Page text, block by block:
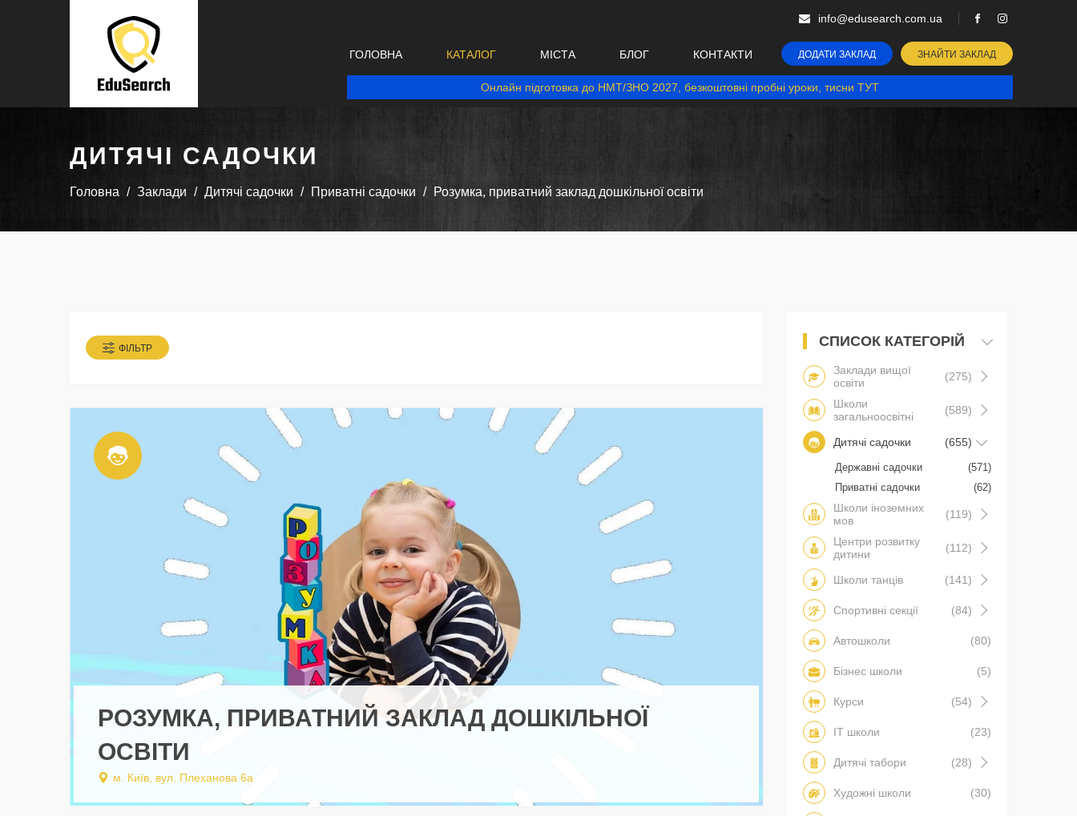
info@edusearch.com.ua
ГОЛОВНА КАТАЛОГ МІСТА БЛОГ КОНТАКТИ ДОДАТИ ЗАКЛАД ЗНАЙТИ ЗАКЛАД
Онлайн підготовка до НМТ/ЗНО 2027, безкоштовні пробні уроки, тисни ТУТ
ДИТЯЧІ САДОЧКИ
Головна Заклади Дитячі садочки Приватні садочки Розумка, приватний заклад дошкільної освіти
ФІЛЬТР
РОЗУМКА, ПРИВАТНИЙ ЗАКЛАД ДОШКІЛЬНОЇ
ОСВІТИ
м. Київ, вул. Плеханова 6а
СПИСОК КАТЕГОРІЙ
Заклади вищої
освіти
(275)
Школи
загальноосвітні
(589)
Дитячі садочки (655)
Державні садочки
(571)
Приватні садочки
(62)
Школи іноземних
мов
(119)
Центри розвитку
дитини
(112)
Школи танців (141)
Спортивні секції (84)
Автошколи (80)
Бізнес школи (5)
Курси (54)
IT школи (23)
Дитячі табори (28)
Художні школи (30)